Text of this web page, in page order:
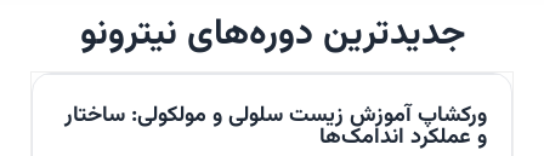
جدیدترین دوره‌های نیترونو
ورکشاپ آموزش زیست سلولی و مولکولی: ساختار
و عملکرد اندامک‌ها